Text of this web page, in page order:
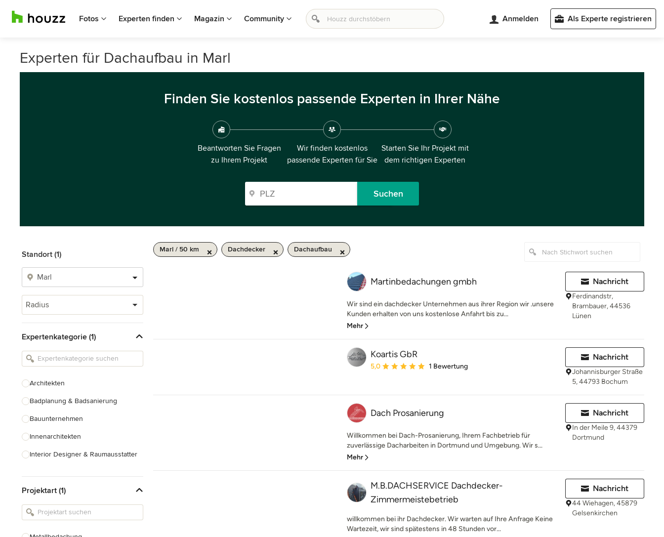
Fotos Experten finden Magazin Community Anmelden Als Experte registrieren
Experten für Dachaufbau in Marl
Finden Sie kostenlos passende Experten in Ihrer Nähe
Beantworten Sie Fragen
zu Ihrem Projekt
Wir finden kostenlos
passende Experten für Sie
Starten Sie Ihr Projekt mit
dem richtigen Experten
Suchen
Standort (1)
Radius
Expertenkategorie (1)
Architekten
Badplanung & Badsanierung
Bauunternehmen
Innenarchitekten
Interior Designer & Raumausstatter
Landschaftsarchitekten
Armaturen & Sanitärbedarf
Projektart (1)
Marl / 50 km Dachdecker Dachaufbau
Martinbedachungen gmbh
Wir sind ein dachdecker Unternehmen aus ihrer Region wir .unsere
Kunden erhalten von uns kostenlose Anfahrt bis zu...
Mehr
Nachricht
Ferdinandstr,
Brambauer, 44536
Lünen
Koartis GbR
Durchschnittliche Bewertung: 5 von 5 Sternen
5,0 1 Bewertung
Nachricht
Johannisburger Straße
5, 44793 Bochum
Dach Prosanierung
Willkommen bei Dach-Prosanierung, Ihrem Fachbetrieb für
zuverlässige Dacharbeiten in Dortmund und Umgebung. Wir s...
Mehr
Nachricht
In der Meile 9, 44379
Dortmund
M.B.DACHSERVICE Dachdecker-
Zimmermeistebetrieb
willkommen bei ihr Dachdecker. Wir warten auf Ihre Anfrage Keine
Wartezeit, wir sind spätestens in 48 Stunden vor...
Nachricht
44 Wiehagen, 45879
Gelsenkirchen